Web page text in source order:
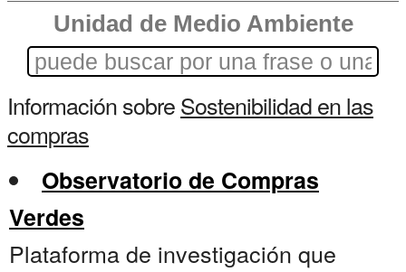
Unidad de Medio Ambiente
Información sobreSostenibilidad en las
compras
Observatorio de Compras
Verdes
Plataforma de investigación que